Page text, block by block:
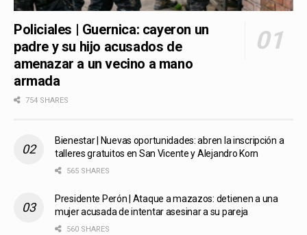
Policiales | Guernica: cayeron un
padre y su hijo acusados de
amenazar a un vecino a mano
armada
754 SHARES
Bienestar | Nuevas oportunidades: abren la inscripción a
talleres gratuitos en San Vicente y Alejandro Korn
565 SHARES
Presidente Perón | Ataque a mazazos: detienen a una
mujer acusada de intentar asesinar a su pareja
560 SHARES